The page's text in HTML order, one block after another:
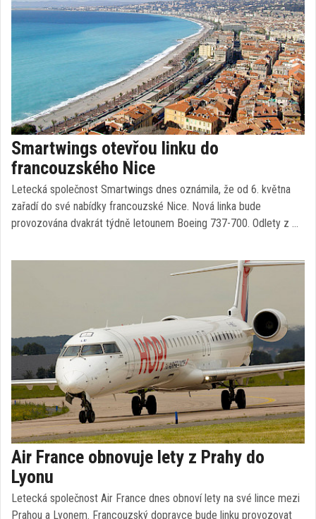
Smartwings otevřou linku do
francouzského Nice
Letecká společnost Smartwings dnes oznámila, že od 6. května
zařadí do své nabídky francouzské Nice. Nová linka bude
provozována dvakrát týdně letounem Boeing 737-700. Odlety z …
Air France obnovuje lety z Prahy do
Lyonu
Letecká společnost Air France dnes obnoví lety na své lince mezi
Prahou a Lyonem. Francouzský dopravce bude linku provozovat